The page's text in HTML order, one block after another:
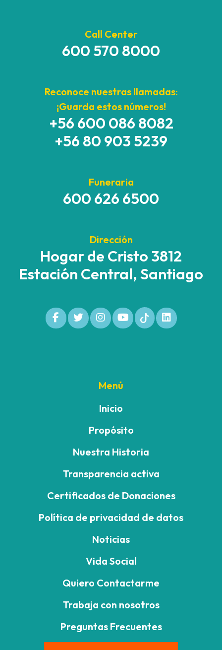
Call Center
600 570 8000
Reconoce nuestras llamadas:
¡Guarda estos números!
+56 600 086 8082
+56 80 903 5239
Funeraria
600 626 6500
Dirección
Hogar de Cristo 3812
Estación Central, Santiago
Menú
Inicio
Propósito
Nuestra Historia
Transparencia activa
Certificados de Donaciones
Política de privacidad de datos
Noticias
Vida Social
Quiero Contactarme
Trabaja con nosotros
Preguntas Frecuentes